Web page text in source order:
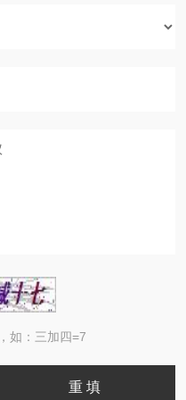
如：三加四=7